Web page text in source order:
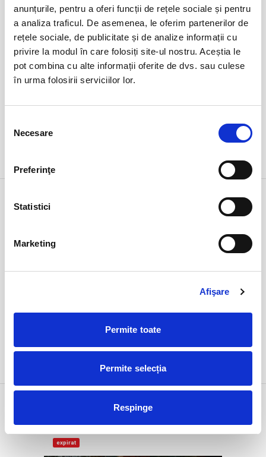
anunțurile, pentru a oferi funcții de rețele sociale și pentru
a analiza traficul. De asemenea, le oferim partenerilor de
rețele sociale, de publicitate și de analize informații cu
privire la modul în care folosiți site-ul nostru. Aceștia le
pot combina cu alte informații oferite de dvs. sau culese
în urma folosirii serviciilor lor.
consimțământului
Necesare
Preferinţe
Statistici
Marketing
Afişare
Permite toate
Permite selecția
Respinge
duminică
ora 17:15
expirat
Ovidiu, Stadion Central Academia Hagi
duminică
expirat
Bucuresti, FF Theatre - Centru Vechi